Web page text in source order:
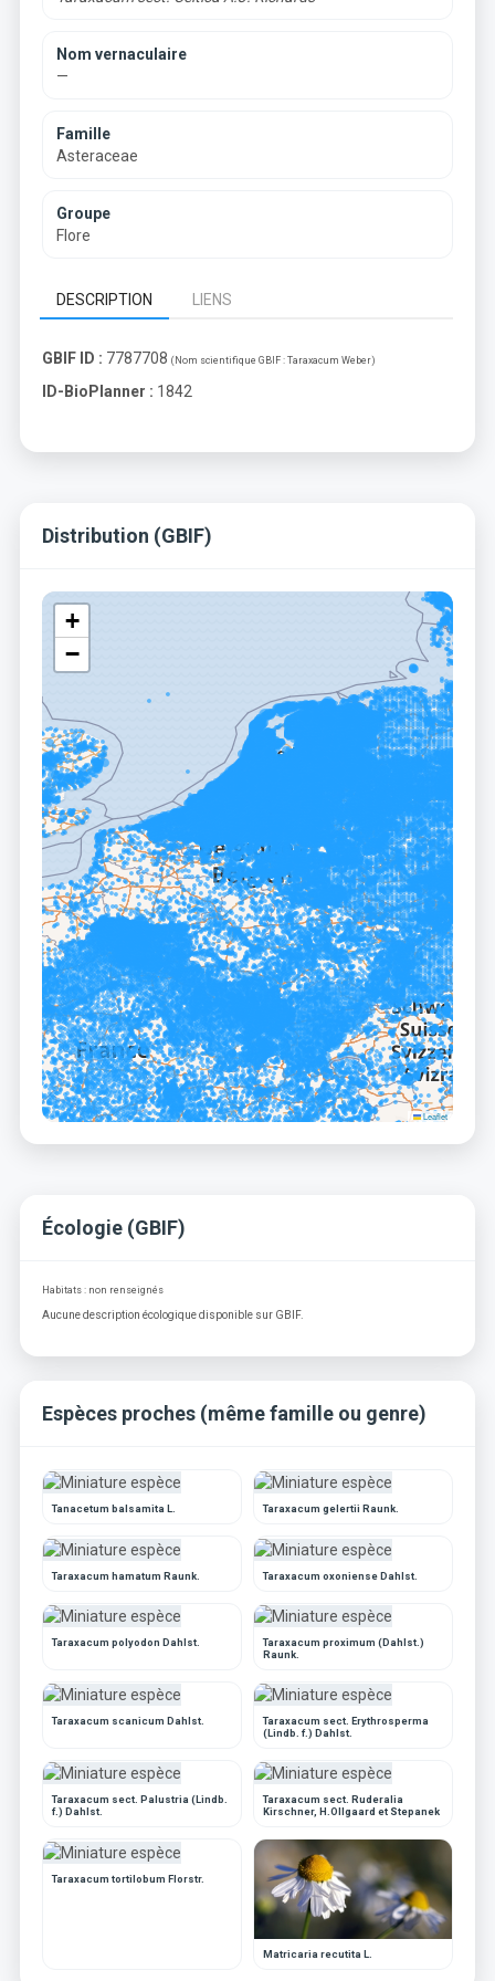
Nom vernaculaire
—
Famille
Asteraceae
Groupe
Flore
DESCRIPTION LIENS
GBIF ID : 7787708 (Nom scientifique GBIF : Taraxacum Weber)
ID-BioPlanner : 1842
Distribution (GBIF)
+
−
Leaflet
Écologie (GBIF)
Habitats : non renseignés
Aucune description écologique disponible sur GBIF.
Espèces proches (même famille ou genre)
Tanacetum balsamita L. Taraxacum gelertii Raunk.
Taraxacum hamatum Raunk. Taraxacum oxoniense Dahlst.
Taraxacum polyodon Dahlst.
Taraxacum proximum (Dahlst.)
Raunk.
Taraxacum scanicum Dahlst.
Taraxacum sect. Erythrosperma
(Lindb. f.) Dahlst.
Taraxacum sect. Palustria (Lindb.
f.) Dahlst.
Taraxacum sect. Ruderalia
Kirschner, H.Ollgaard et Stepanek
Taraxacum tortilobum Florstr.
Matricaria recutita L.